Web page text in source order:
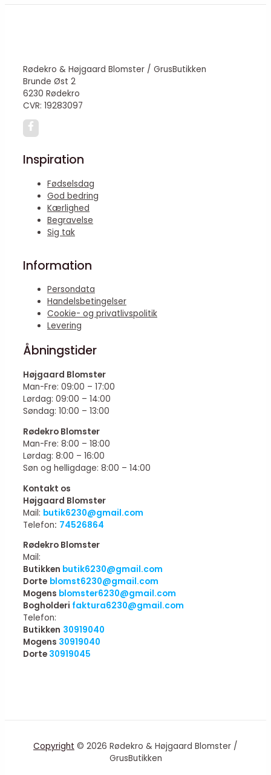
Rødekro & Højgaard Blomster / GrusButikken
Brunde Øst 2
6230 Rødekro
CVR: 19283097
Inspiration
Fødselsdag
God bedring
Kærlighed
Begravelse
Sig tak
Information
Persondata
Handelsbetingelser
Cookie- og privatlivspolitik
Levering
Åbningstider
Højgaard Blomster
Man-Fre: 09:00 – 17:00
Lørdag: 09:00 – 14:00
Søndag: 10:00 – 13:00
Rødekro Blomster
Man-Fre: 8:00 – 18:00
Lørdag: 8:00 – 16:00
Søn og helligdage: 8:00 – 14:00
Kontakt os
Højgaard Blomster
Mail: butik6230@gmail.com
Telefon: 74526864
Rødekro Blomster
Mail:
Butikken butik6230@gmail.com
Dorte blomst6230@gmail.com
Mogens blomster6230@gmail.com
Bogholderi faktura6230@gmail.com
Telefon:
Butikken 30919040
Mogens 30919040
Dorte 30919045
Copyright © 2026 Rødekro & Højgaard Blomster /
GrusButikken